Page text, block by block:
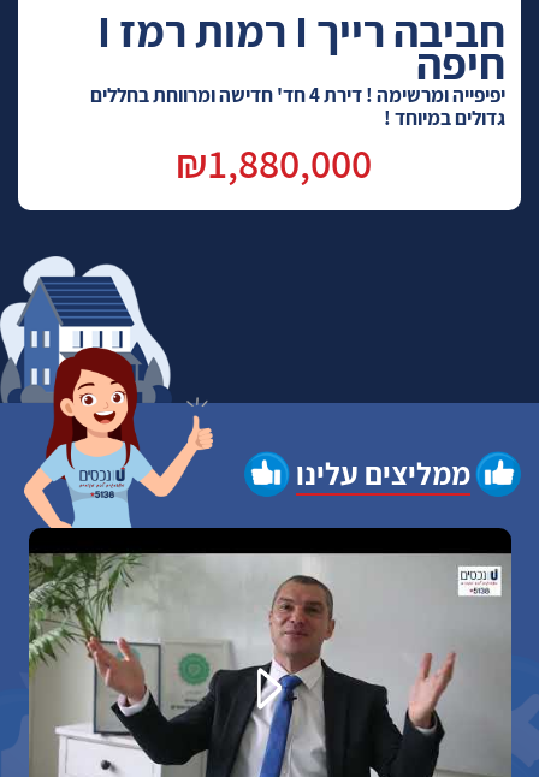
חביבה רייך I רמות רמז I
חיפה
יפיפייה ומרשימה ! דירת 4 חד' חדישה ומרווחת בחללים
גדולים במיוחד !
₪1,880,000
ממליצים עלינו